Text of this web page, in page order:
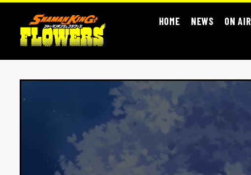
HOME NEWS ON AIR